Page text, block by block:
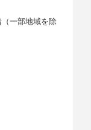
一部地域を除